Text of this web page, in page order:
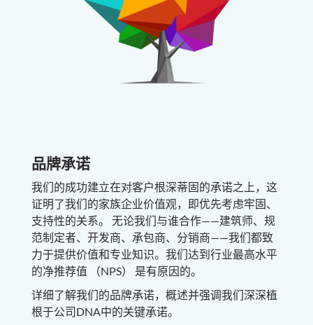
品牌承诺
我们的成功建立在对客户根深蒂固的承诺之上，这
证明了我们的家族企业价值观，即优先考虑牢固、
支持性的关系。 无论我们与谁合作——建筑师、规
范制定者、开发商、承包商、分销商——我们都致
力于提供价值和专业知识。我们达到行业最高水平
的净推荐值 （NPS） 是有原因的。
详细了解我们的品牌承诺，概述并强调我们深深植
根于公司DNA中的关键承诺。